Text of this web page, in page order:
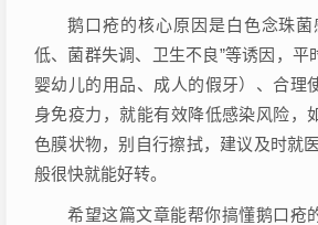
鹅口疮的核心原因是白色念珠菌
低、菌群失调、卫生不良”等诱因，平
婴幼儿的用品、成人的假牙）、合理
身免疫力，就能有效降低感染风险，
色膜状物，别自行擦拭，建议及时就
般很快就能好转。
希望这篇文章能帮你搞懂鹅口疮